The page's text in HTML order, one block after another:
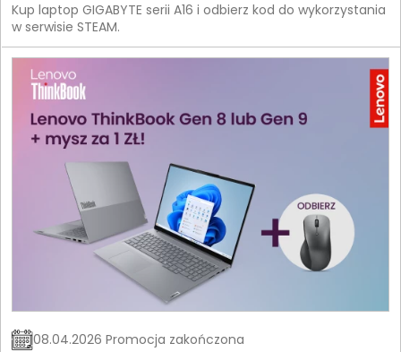
Kup laptop GIGABYTE serii A16 i odbierz kod do wykorzystania
w serwisie STEAM.
08.04.2026 Promocja zakończona